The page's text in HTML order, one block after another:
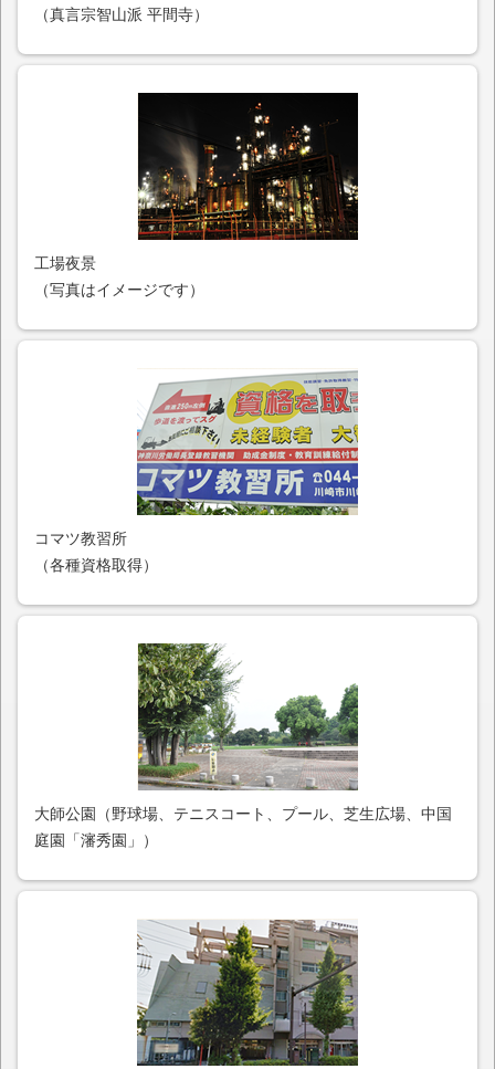
（真言宗智山派 平間寺）
工場夜景
（写真はイメージです）
コマツ教習所
（各種資格取得）
大師公園（野球場、テニスコート、プール、芝生広場、中国
庭園「瀋秀園」）